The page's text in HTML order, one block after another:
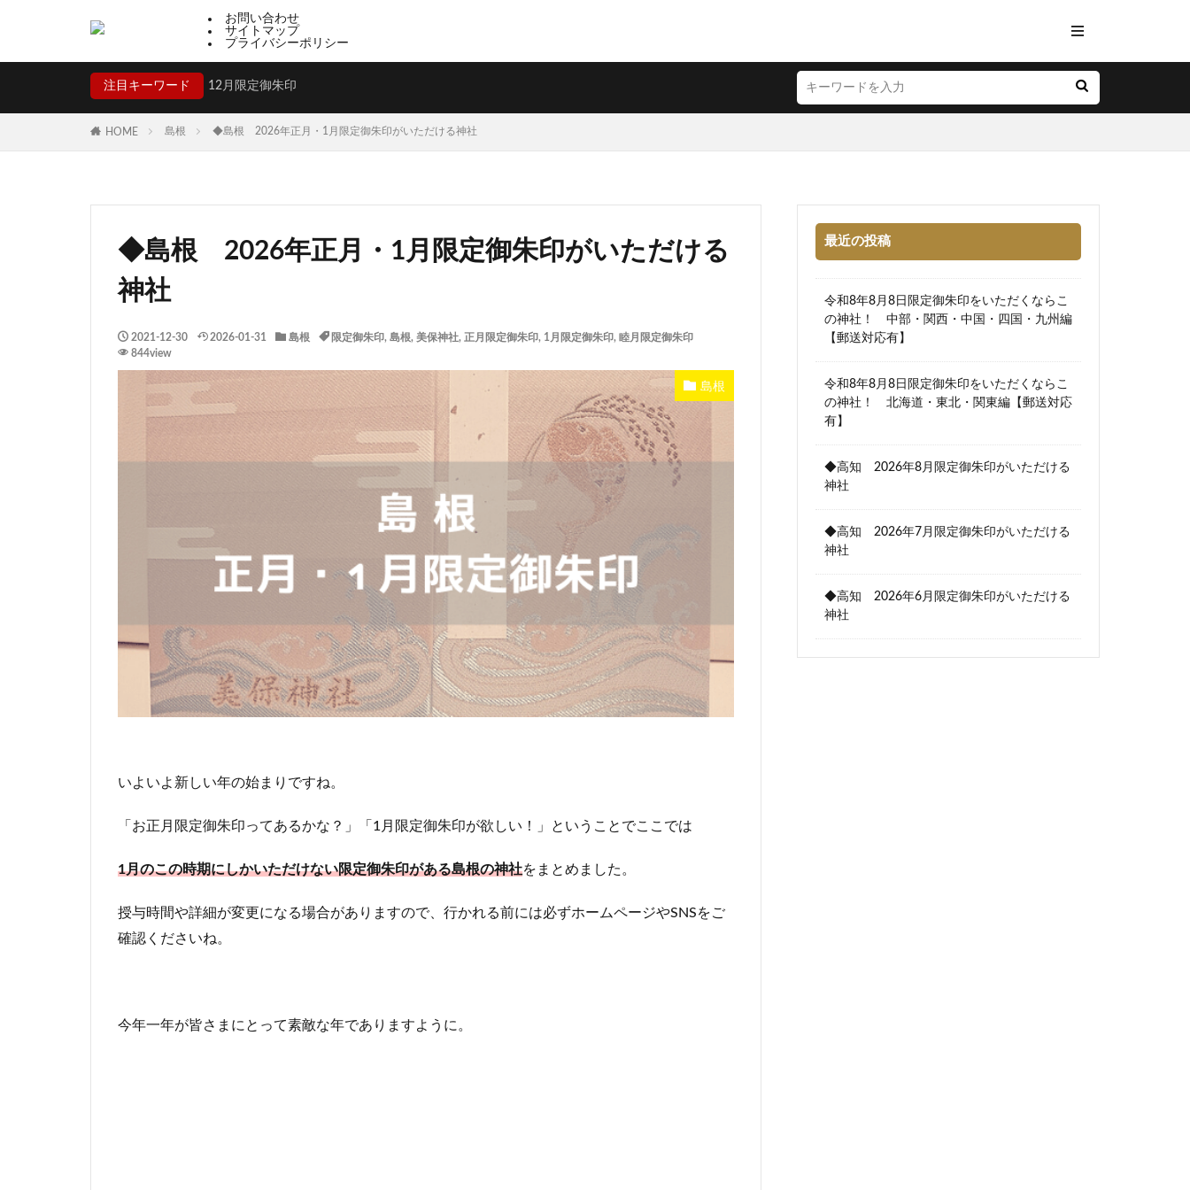
お問い合わせ
サイトマップ
プライバシーポリシー
注目キーワード 12月限定御朱印
HOME 島根 ◆島根 2026年正月・1月限定御朱印がいただける神社
◆島根 2026年正月・1月限定御朱印がいただける
神社
2021-12-30 2026-01-31 島根 限定御朱印, 島根, 美保神社, 正月限定御朱印, 1月限定御朱印, 睦月限定御朱印
844view
島根
いよいよ新しい年の始まりですね。
「お正月限定御朱印ってあるかな？」「1月限定御朱印が欲しい！」ということでここでは
1月のこの時期にしかいただけない限定御朱印がある島根の神社をまとめました。
授与時間や詳細が変更になる場合がありますので、行かれる前には必ずホームページやSNSをご
確認くださいね。
今年一年が皆さまにとって素敵な年でありますように。
最近の投稿
令和8年8月8日限定御朱印をいただくならこ
の神社！ 中部・関西・中国・四国・九州編
【郵送対応有】
令和8年8月8日限定御朱印をいただくならこ
の神社！ 北海道・東北・関東編【郵送対応
有】
◆高知 2026年8月限定御朱印がいただける
神社
◆高知 2026年7月限定御朱印がいただける
神社
◆高知 2026年6月限定御朱印がいただける
神社